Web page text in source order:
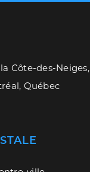
Côte-des-Neiges,
Québec